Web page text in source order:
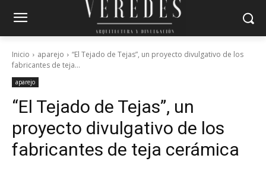
Inicio aparejo
“El Tejado de Tejas”, un proyecto divulgativo de los
fabricantes de teja...
aparejo
“El Tejado de Tejas”, un
proyecto divulgativo de los
fabricantes de teja cerámica